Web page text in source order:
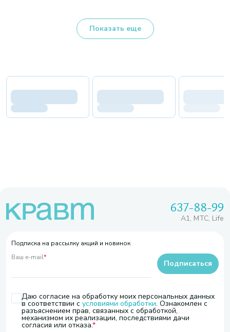
Показать еще
637-88-99
A1, МТС, Life
Подписка на рассылку акций и новинок
Ваш e-mail*
Даю согласие на обработку моих персональных данных
в соответствии с условиями обработки. Ознакомлен с
разъяснением прав, связанных с обработкой,
механизмом их реализации, последствиями дачи
согласия или отказа.
Подписаться